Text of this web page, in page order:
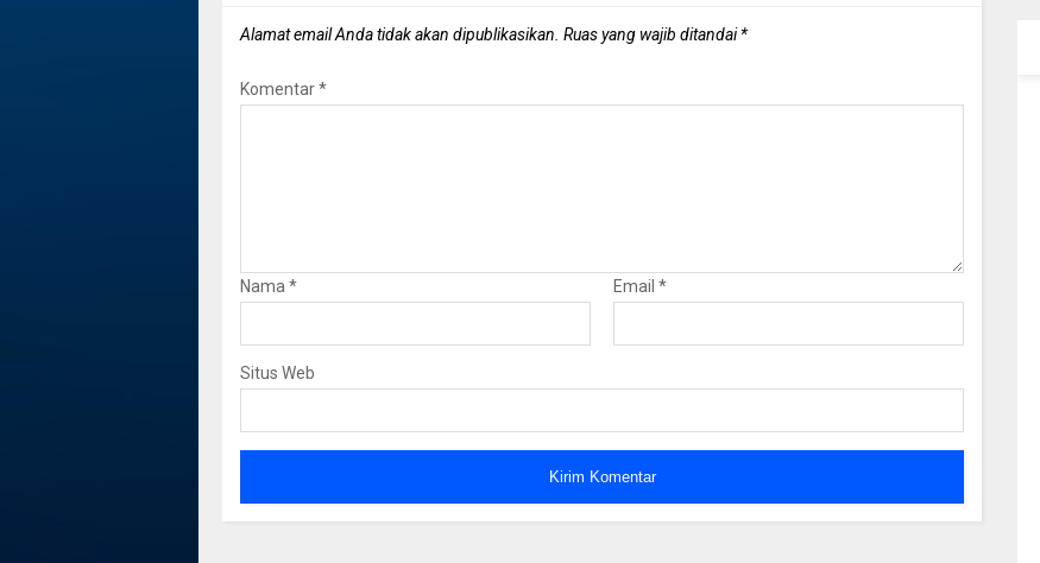
Alamat email Anda tidak akan dipublikasikan. Ruas yang wajib ditandai*
Komentar*
Nama* Email *
Situs Web